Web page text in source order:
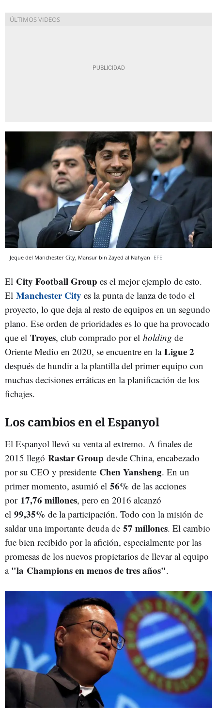
Jeque del Manchester City, Mansur bin Zayed al Nahyan EFE
El City Football Group es el mejor ejemplo de esto.
El Manchester City es la punta de lanza de todo el
proyecto, lo que deja al resto de equipos en un segundo
plano. Ese orden de prioridades es lo que ha provocado
que el Troyes, club comprado por el holding de
Oriente Medio en 2020, se encuentre en la Ligue 2
después de hundir a la plantilla del primer equipo con
muchas decisiones erráticas en la planificación de los
fichajes.
Los cambios en el Espanyol
El Espanyol llevó su venta al extremo. A finales de
2015 llegó Rastar Group desde China, encabezado
por su CEO y presidente Chen Yansheng. En un
primer momento, asumió el 56% de las acciones
por 17,76 millones, pero en 2016 alcanzó
el 99,35% de la participación. Todo con la misión de
saldar una importante deuda de 57 millones. El cambio
fue bien recibido por la afición, especialmente por las
promesas de los nuevos propietarios de llevar al equipo
a"la Champions en menos de tres años".